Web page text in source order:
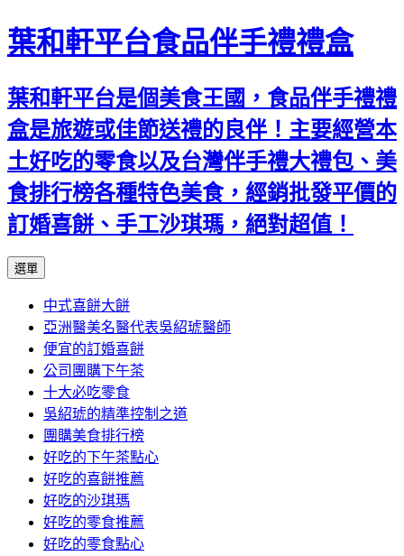
葉和軒平台食品伴手禮禮盒
葉和軒平台是個美食王國，食品伴手禮禮
盒是旅遊或佳節送禮的良伴！主要經營本
土好吃的零食以及台灣伴手禮大禮包、美
食排行榜各種特色美食，經銷批發平價的
訂婚喜餅、手工沙琪瑪，絕對超值！
選單
內
容
中式喜餅大餅
亞洲醫美名醫代表吳紹琥醫師
便宜的訂婚喜餅
公司團購下午茶
十大必吃零食
吳紹琥的精準控制之道
團購美食排行榜
好吃的下午茶點心
好吃的喜餅推薦
好吃的沙琪瑪
好吃的零食推薦
好吃的零食點心